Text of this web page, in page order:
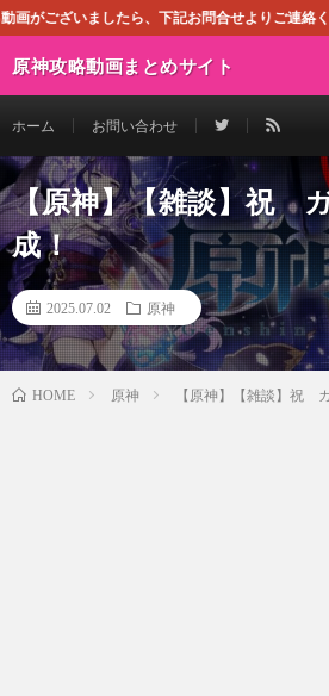
下記お問合せよりご連絡ください。即刻対
原神攻略動画まとめサイト
ホーム お問い合わせ
【原神】【雑談】祝
成！
2025.07.02 原神
HOME 原神 【原神】【雑談】祝